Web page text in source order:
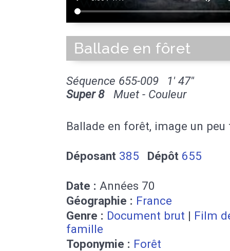
Ballade en fôret
Séquence 655-009
1' 47''
Super 8Muet - Couleur
Ballade en forêt, image un peu
Déposant 385 Dépôt 655
Date : Années 70
Géographie : France
Genre : Document brut | Film
famille
Toponymie : Forêt